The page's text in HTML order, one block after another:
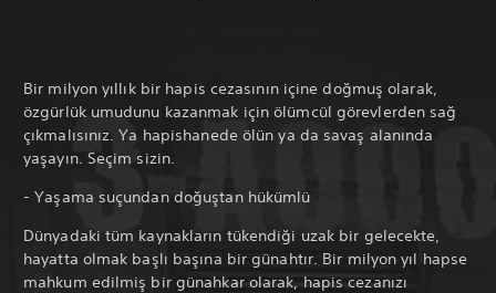
Bir milyon yıllık bir hapis cezasının içine doğmuş olarak,
özgürlük umudunu kazanmak için ölümcül görevlerden sağ
çıkmalısınız. Ya hapishanede ölün ya da savaş alanında
yaşayın. Seçim sizin.
- Yaşama suçundan doğuştan hükümlü
Dünyadaki tüm kaynakların tükendiği uzak bir gelecekte,
hayatta olmak başlı başına bir günahtır. Bir milyon yıl hapse
mahkum edilmiş bir günahkar olarak, hapis cezanızı